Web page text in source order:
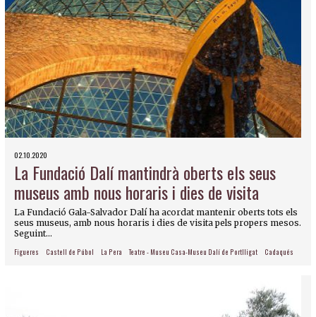
02.10.2020
La Fundació Dalí mantindrà oberts els seus
museus amb nous horaris i dies de visita
La Fundació Gala-Salvador Dalí ha acordat mantenir oberts tots els
seus museus, amb nous horaris i dies de visita pels propers mesos.
Seguint...
Figueres Castell de Púbol La Pera Teatre - Museu Casa-Museu Dalí de Portlligat Cadaqués